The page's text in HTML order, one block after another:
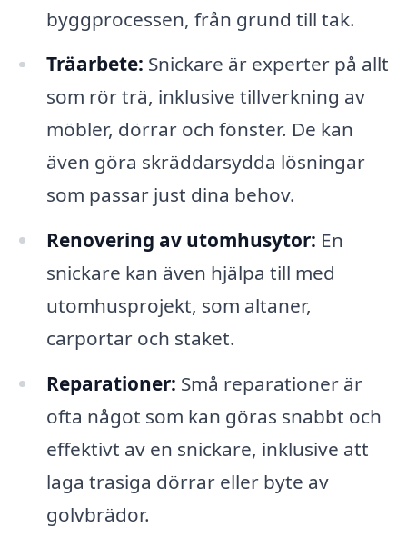
byggprocessen, från grund till tak.
Träarbete: Snickare är experter på allt
som rör trä, inklusive tillverkning av
möbler, dörrar och fönster. De kan
även göra skräddarsydda lösningar
som passar just dina behov.
Renovering av utomhusytor: En
snickare kan även hjälpa till med
utomhusprojekt, som altaner,
carportar och staket.
Reparationer: Små reparationer är
ofta något som kan göras snabbt och
effektivt av en snickare, inklusive att
laga trasiga dörrar eller byte av
golvbrädor.